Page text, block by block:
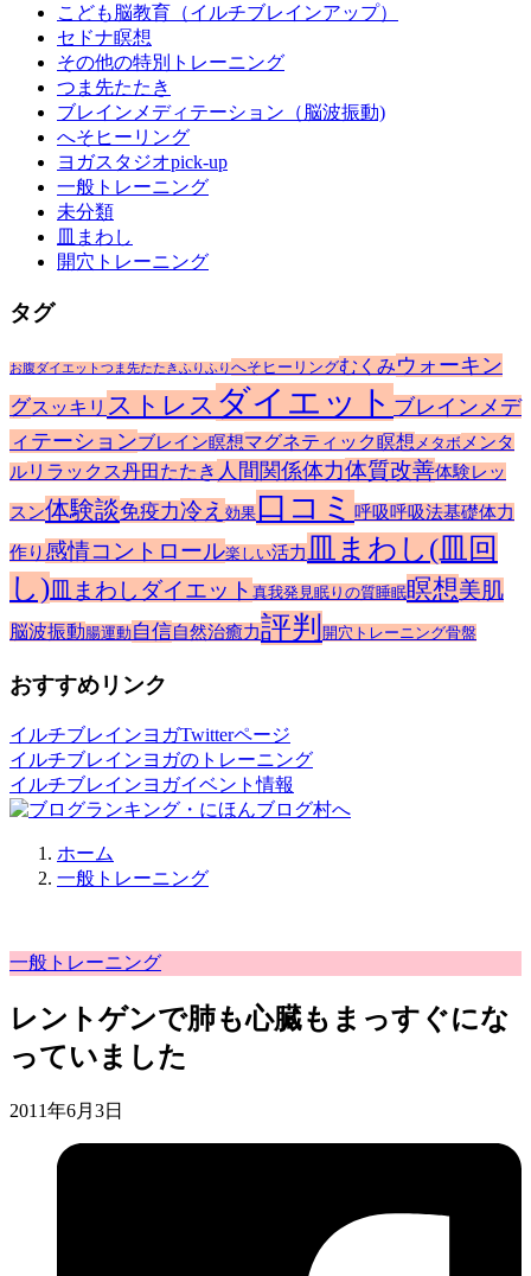
こども脳教育（イルチブレインアップ）
セドナ瞑想
その他の特別トレーニング
つま先たたき
ブレインメディテーション（脳波振動)
へそヒーリング
ヨガスタジオpick-up
一般トレーニング
未分類
皿まわし
開穴トレーニング
タグ
お腹ダイエットつま先たたきふりふりへそヒーリングむくみウォーキン
グスッキリ ストレス ダイエット ブレインメデ
ィテーションブレイン瞑想マグネティック瞑想 メタボ メンタ
ルリラックス丹田たたき 人間関係体力体質改善体験レッ
スン体験談免疫力冷え 効果口コミ 呼吸呼吸法基礎体力
作り 感情コントロール楽しい活力 皿まわし(皿回
し)皿まわしダイエット 真我発見 眠りの質睡眠瞑想美肌
脳波振動腸運動自信自然治癒力評判 開穴トレーニング骨盤
おすすめリンク
イルチブレインヨガTwitterページ
イルチブレインヨガのトレーニング
イルチブレインヨガイベント情報
ホーム
一般トレーニング
一般トレーニング
レントゲンで肺も心臓もまっすぐにな
っていました
2011年6月3日